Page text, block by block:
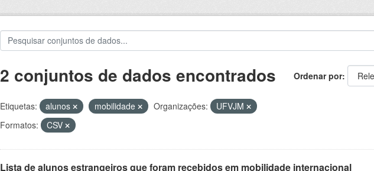
Ordenar por
2 conjuntos de dados encontrados
Etiquetas: alunos mobilidade Organizações:
UFVJM
Formatos:
CSV
Lista de alunos estrangeiros que foram recebidos em mobilidade internacional